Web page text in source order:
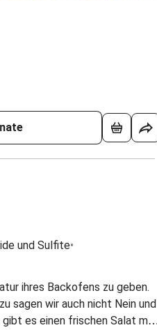
und Sulfite•
ihres Backofens zu geben.
sagen wir auch nicht Nein und
es einen frischen Salat mit